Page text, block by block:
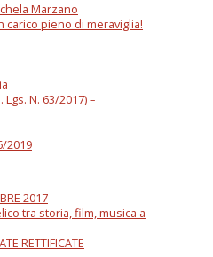
Marzano
carico pieno di meraviglia!
N. 63/2017) –
2019
2017
tra storia, film, musica a
RETTIFICATE